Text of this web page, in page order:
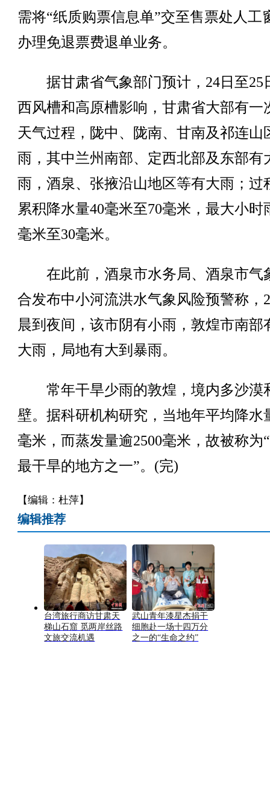
需将“纸质购票信息单”交至售票处人工
办理免退票费退单业务。
据甘肃省气象部门预计，24日至25
西风槽和高原槽影响，甘肃省大部有一
天气过程，陇中、陇南、甘南及祁连山
雨，其中兰州南部、定西北部及东部有
雨，酒泉、张掖沿山地区等有大雨；过
累积降水量40毫米至70毫米，最大小时
毫米至30毫米。
在此前，酒泉市水务局、酒泉市气
合发布中小河流洪水气象风险预警称，
晨到夜间，该市阴有小雨，敦煌市南部
大雨，局地有大到暴雨。
常年干旱少雨的敦煌，境内多沙漠
壁。据科研机构研究，当地年平均降水
毫米，而蒸发量逾2500毫米，故被称为
最干旱的地方之一”。(完)
【编辑：杜萍】
编辑推荐
台湾旅行商访甘肃天
梯山石窟 觅两岸丝路
文旅交流机遇
武山青年漆星杰捐干
细胞赴一场十四万分
之一的“生命之约”